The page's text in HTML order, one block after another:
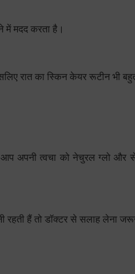
में मदद करता है।
रात का स्किन केयर रूटीन भी
अपनी त्वचा को नेचुरल ग्लो
हैं तो डॉक्टर से सलाह लेना